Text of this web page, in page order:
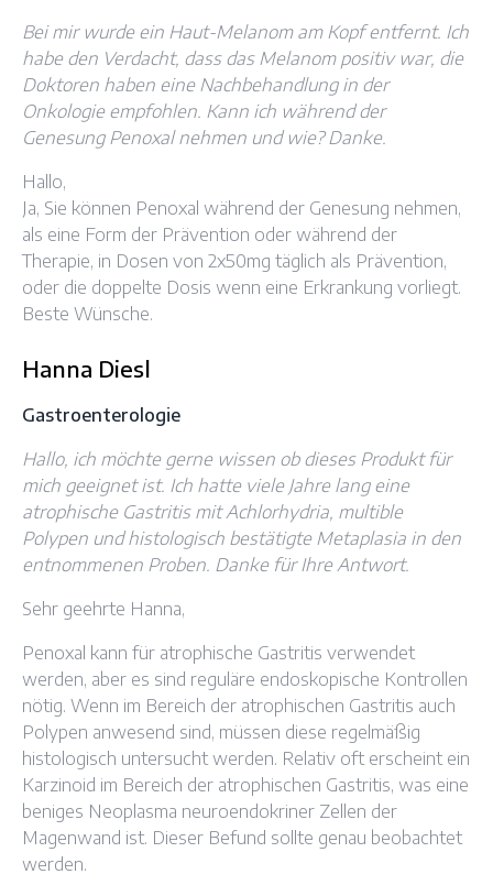
Bei mir wurde ein Haut-Melanom am Kopf entfernt. Ich
habe den Verdacht, dass das Melanom positiv war, die
Doktoren haben eine Nachbehandlung in der
Onkologie empfohlen. Kann ich während der
Genesung Penoxal nehmen und wie? Danke.
Hallo,
Ja, Sie können Penoxal während der Genesung nehmen,
als eine Form der Prävention oder während der
Therapie, in Dosen von 2x50mg täglich als Prävention,
oder die doppelte Dosis wenn eine Erkrankung vorliegt.
Beste Wünsche.
Hanna Diesl
Gastroenterologie
Hallo, ich möchte gerne wissen ob dieses Produkt für
mich geeignet ist. Ich hatte viele Jahre lang eine
atrophische Gastritis mit Achlorhydria, multible
Polypen und histologisch bestätigte Metaplasia in den
entnommenen Proben. Danke für Ihre Antwort.
Sehr geehrte Hanna,
Penoxal kann für atrophische Gastritis verwendet
werden, aber es sind reguläre endoskopische Kontrollen
nötig. Wenn im Bereich der atrophischen Gastritis auch
Polypen anwesend sind, müssen diese regelmäßig
histologisch untersucht werden. Relativ oft erscheint ein
Karzinoid im Bereich der atrophischen Gastritis, was eine
beniges Neoplasma neuroendokriner Zellen der
Magenwand ist. Dieser Befund sollte genau beobachtet
werden.